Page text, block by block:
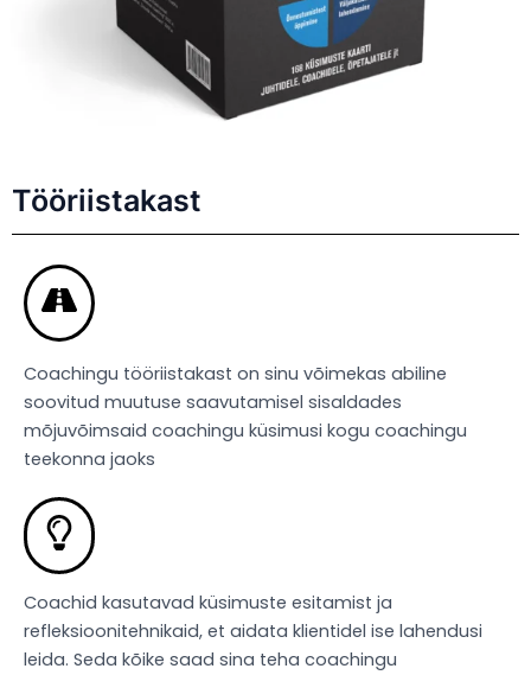
Tööriistakast
Coachingu tööriistakast on sinu võimekas abiline
soovitud muutuse saavutamisel sisaldades
mõjuvõimsaid coachingu küsimusi kogu coachingu
teekonna jaoks
Coachid kasutavad küsimuste esitamist ja
refleksioonitehnikaid, et aidata klientidel ise lahendusi
leida. Seda kõike saad sina teha coachingu